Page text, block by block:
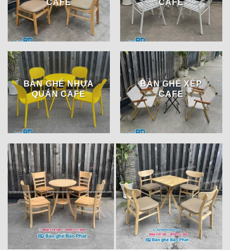
CAFE
CAFE
BÀN GHẾ NHỰA
QUÁN CAFE
BÀN GHẾ XẾP
CAFE